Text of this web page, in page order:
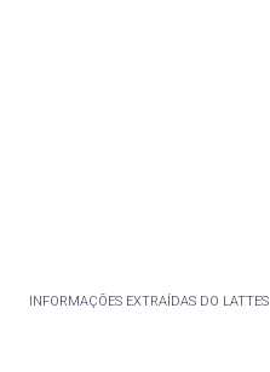
INFORMAÇÕES EXTRAÍDAS DO LATTES